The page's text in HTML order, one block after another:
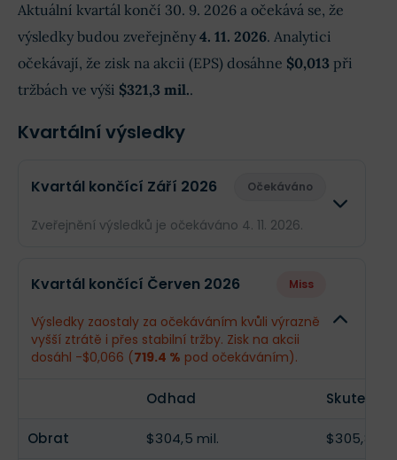
Aktuální kvartál končí 30. 9. 2026 a očekává se, že
výsledky budou zveřejněny 4. 11. 2026. Analytici
očekávají, že zisk na akcii (EPS) dosáhne $0,013 při
tržbách ve výši $321,3 mil..
Kvartální výsledky
Kvartál končící Září 2026 Očekáváno
Zveřejnění výsledků je očekáváno 4. 11. 2026.
Příjmy $1,55 mil.
Kvartál končící Červen 2026 Miss
Výsledky zaostaly za očekáváním kvůli výrazně
vyšší ztrátě i přes stabilní tržby. Zisk na akcii
dosáhl -$0,066 (719.4 % pod očekáváním).
Odhad
Obrat $304,5 mil. $305,8